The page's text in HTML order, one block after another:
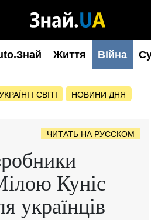
Життя Війна
І СВІТІ НОВИНИ ДНЯ
ЧИТАТЬ НА РУССКОМ
Куніс
українців